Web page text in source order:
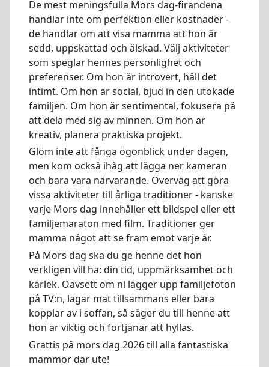
De mest meningsfulla Mors dag-firandena
handlar inte om perfektion eller kostnader -
de handlar om att visa mamma att hon är
sedd, uppskattad och älskad. Välj aktiviteter
som speglar hennes personlighet och
preferenser. Om hon är introvert, håll det
intimt. Om hon är social, bjud in den utökade
familjen. Om hon är sentimental, fokusera på
att dela med sig av minnen. Om hon är
kreativ, planera praktiska projekt.
Glöm inte att fånga ögonblick under dagen,
men kom också ihåg att lägga ner kameran
och bara vara närvarande. Överväg att göra
vissa aktiviteter till årliga traditioner - kanske
varje Mors dag innehåller ett bildspel eller ett
familjemaraton med film. Traditioner ger
mamma något att se fram emot varje år.
På Mors dag ska du ge henne det hon
verkligen vill ha: din tid, uppmärksamhet och
kärlek. Oavsett om ni lägger upp familjefoton
på TV:n, lagar mat tillsammans eller bara
kopplar av i soffan, så säger du till henne att
hon är viktig och förtjänar att hyllas.
Grattis på mors dag 2026 till alla fantastiska
mammor där ute!